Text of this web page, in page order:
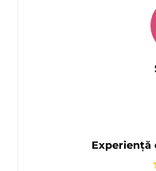
Experiență